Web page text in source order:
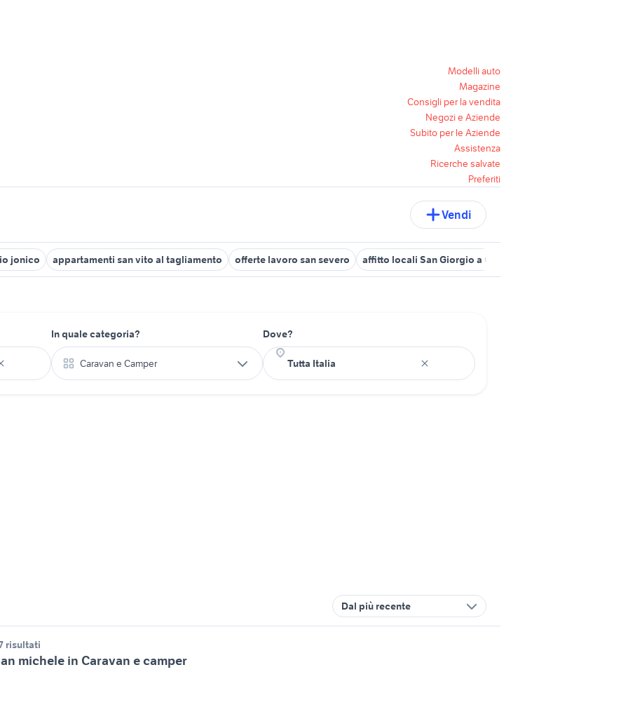
Modelli auto
Magazine
Consigli per la vendita
Negozi e Aziende
Subito per le Aziende
Assistenza
Ricerche salvate
Preferiti
Vendi
jonico appartamenti san vito al tagliamento offerte lavoro san severo affitto locali San Giorgio a Cremano
In quale categoria?
Caravan e Camper
Dove?
Dal più recente
risultati
michele in Caravan e camper